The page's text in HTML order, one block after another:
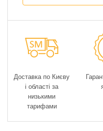
Доставка по Києву
і області за
низькими
тарифами